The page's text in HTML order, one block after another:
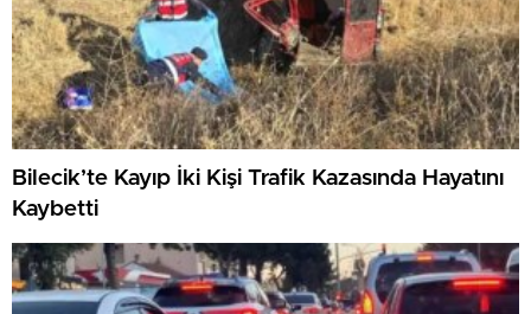
Bilecik’te Kayıp İki Kişi Trafik Kazasında Hayatını
Kaybetti